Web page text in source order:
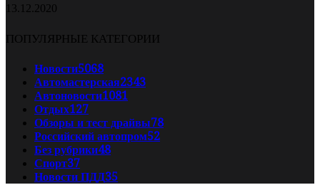
13.12.2020
ПОПУЛЯРНЫЕ КАТЕГОРИИ
Новости5068
Автомастерская2343
Автоновости1081
Отдых127
Обзоры и тест драйвы78
Российский автопром52
Без рубрики48
Спорт37
Новости ПДД35